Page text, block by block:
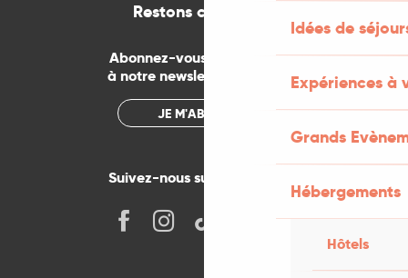
Idées de
Expériences à
Grands
Hébergements
Hôtels
Restons connectés
Abonnez-vous gratuitement
à notre newsletter mensuelle
JE M'ABONNE
Suivez-nous sur les réseaux !